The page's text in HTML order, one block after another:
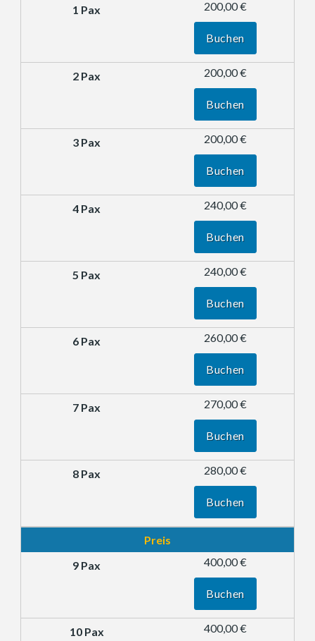
200,00 €
Buchen
200,00 €
Buchen
200,00 €
Buchen
240,00 €
Buchen
240,00 €
Buchen
260,00 €
Buchen
270,00 €
Buchen
280,00 €
Buchen
Preis
400,00 €
Buchen
400,00 €